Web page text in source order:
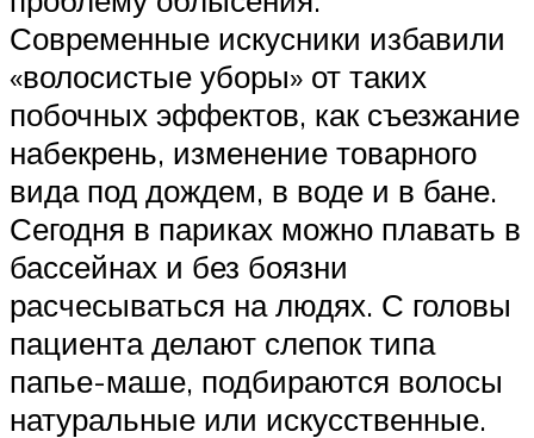
Современные искусники избавили
«волосистые уборы» от таких
побочных эффектов, как съезжание
набекрень, изменение товарного
вида под дождем, в воде и в бане.
Сегодня в париках можно плавать в
бассейнах и без боязни
расчесываться на людях. С головы
пациента делают слепок типа
папье-маше, подбираются волосы
натуральные или искусственные.